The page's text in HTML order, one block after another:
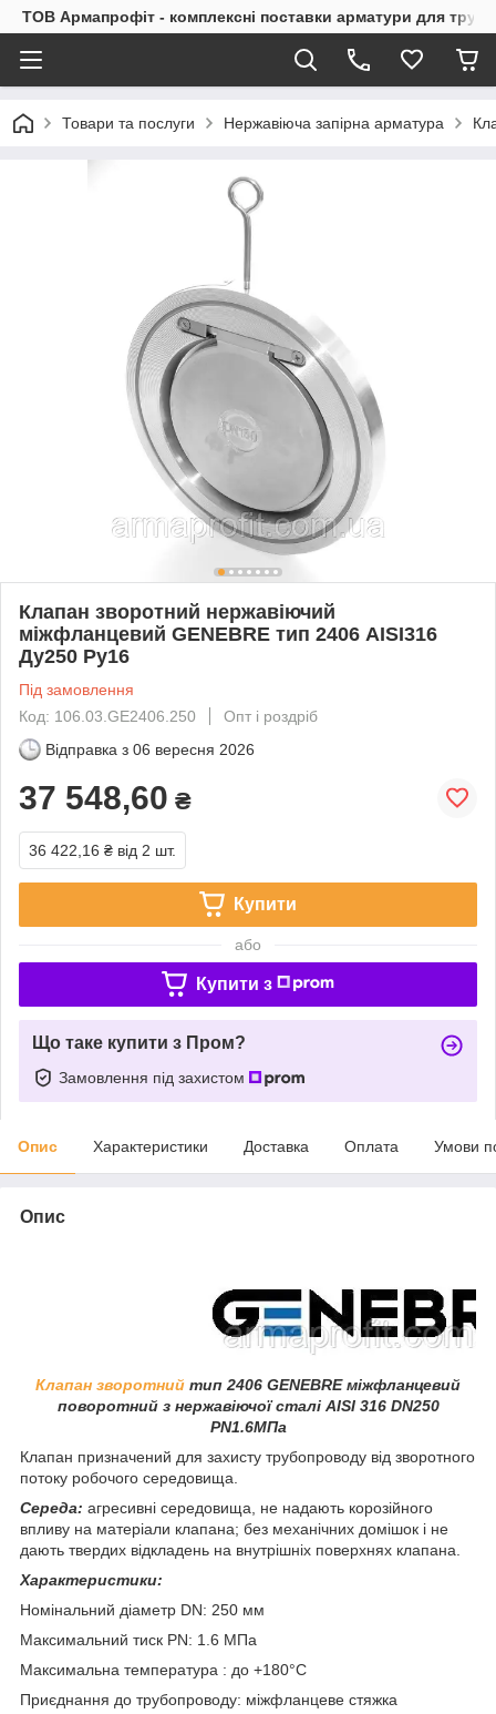
ТОВ Армапрофіт - комплексні поставки арматури для
Товари та послуги Нержавіюча запірна арматура
Клапан зворотний нержавіючий
міжфланцевий GENEBRE тип 2406 AISI316
Ду250 Ру16
Під замовлення
Код: 106.03.GE2406.250
Опт і роздріб
Відправка з 06 вересня 2026
37 548,60 ₴
36 422,16 ₴ від 2 шт.
Купити
або
Купити з
Що таке купити з Пром?
Замовлення під захистом
Опис Характеристики Доставка Оплата Умови
Опис
Клапан зворотний тип 2406 GENEBREміжфланцевий
поворотний з нержавіючої сталі AISI 316 DN250
PN1.6МПа
Клапан призначений для захисту трубопроводу від зворотного
потоку робочого середовища.
Середа: агресивні середовища, не надають корозійного
впливу на матеріали клапана; без механічних домішок і не
дають твердих відкладень на внутрішніх поверхнях клапана.
Характеристики:
Номінальний діаметр DN: 250 мм
Максимальний тиск PN: 1.6 МПа
Максимальна температура : до +180°С
Приєднання до трубопроводу: міжфланцеве стяжка